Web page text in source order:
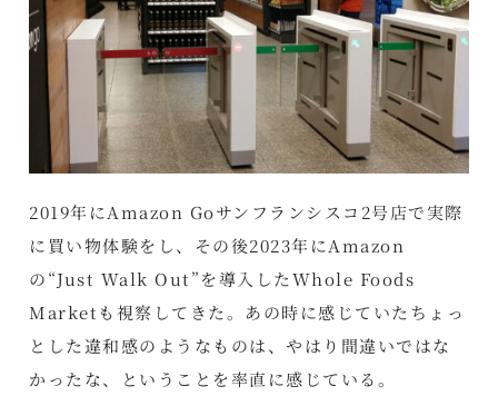
2019年にAmazon Goサンフランシスコ2号店で実際
に買い物体験をし、その後2023年にAmazon
の“Just Walk Out”を導入したWhole Foods
Marketも視察してきた。あの時に感じていたちょっ
とした違和感のようなものは、やはり間違いではな
かったな、ということを率直に感じている。